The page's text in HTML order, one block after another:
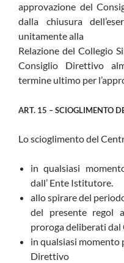
approvazione del
dalla chiusura
unitamente alla
Relazione del Collegio
Consiglio Direttivo
termine ultimo per
ART. 15 – SCIOGLIMENTO
Lo scioglimento del
in qualsiasi
dall’ Ente Istitutore.
allo spirare del
del presente regol
proroga deliberati
in qualsiasi momento
Direttivo